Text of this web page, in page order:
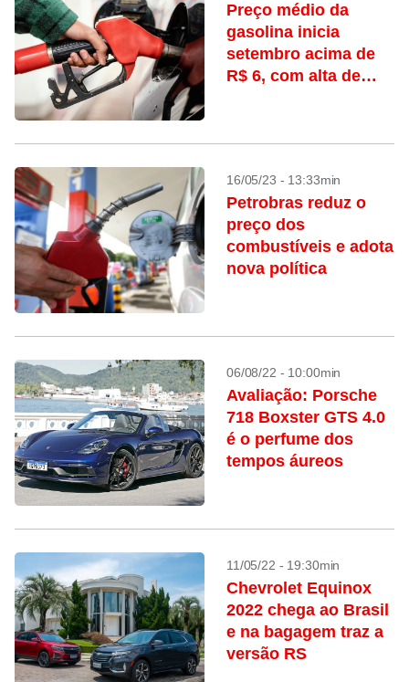
Preço médio da
gasolina inicia
setembro acima de
R$ 6, com alta de
16/05/23 - 13:33min
Petrobras reduz o
preço dos
combustíveis e adota
nova política
06/08/22 - 10:00min
Avaliação: Porsche
718 Boxster GTS 4.0
é o perfume dos
tempos áureos
11/05/22 - 19:30min
Chevrolet Equinox
2022 chega ao Brasil
e na bagagem traz a
versão RS